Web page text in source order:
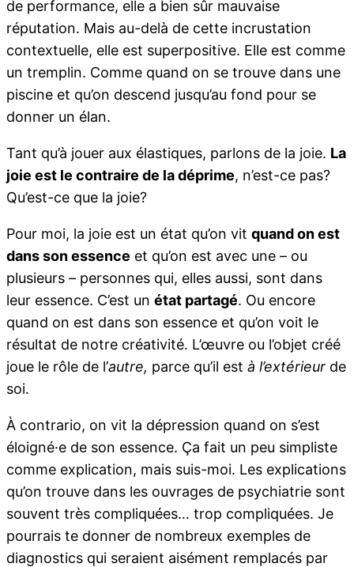
de performance, elle a bien sûr mauvaise
réputation. Mais au-delà de cette incrustation
contextuelle, elle est superpositive. Elle est comme
un tremplin. Comme quand on se trouve dans une
piscine et qu’on descend jusqu’au fond pour se
donner un élan.
Tant qu’à jouer aux élastiques, parlons de la joie. La
joie est le contraire de la déprime, n’est-ce pas?
Qu’est-ce que la joie?
Pour moi, la joie est un état qu’on vit quand on est
dans son essence et qu’on est avec une – ou
plusieurs – personnes qui, elles aussi, sont dans
leur essence. C’est un état partagé. Ou encore
quand on est dans son essence et qu’on voit le
résultat de notre créativité. L’œuvre ou l’objet créé
joue le rôle de l’autre, parce qu’il est à l’extérieur de
soi.
À contrario, on vit la dépression quand on s’est
éloigné·e de son essence. Ça fait un peu simpliste
comme explication, mais suis-moi. Les explications
qu’on trouve dans les ouvrages de psychiatrie sont
souvent très compliquées… trop compliquées. Je
pourrais te donner de nombreux exemples de
diagnostics qui seraient aisément remplacés par